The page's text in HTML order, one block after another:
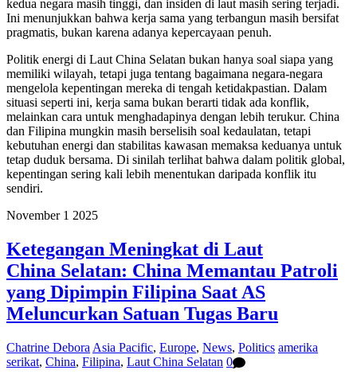
kedua negara masih tinggi, dan insiden di laut masih sering terjadi.
Ini menunjukkan bahwa kerja sama yang terbangun masih bersifat
pragmatis, bukan karena adanya kepercayaan penuh.
Politik energi di Laut China Selatan bukan hanya soal siapa yang
memiliki wilayah, tetapi juga tentang bagaimana negara-negara
mengelola kepentingan mereka di tengah ketidakpastian. Dalam
situasi seperti ini, kerja sama bukan berarti tidak ada konflik,
melainkan cara untuk menghadapinya dengan lebih terukur. China
dan Filipina mungkin masih berselisih soal kedaulatan, tetapi
kebutuhan energi dan stabilitas kawasan memaksa keduanya untuk
tetap duduk bersama. Di sinilah terlihat bahwa dalam politik global,
kepentingan sering kali lebih menentukan daripada konflik itu
sendiri.
November 1 2025
Ketegangan Meningkat di Laut
China Selatan: China Memantau Patroli
yang Dipimpin Filipina Saat AS
Meluncurkan Satuan Tugas Baru
Chatrine Debora Asia Pacific, Europe, News, Politics amerika
serikat, China, Filipina, Laut China Selatan 0